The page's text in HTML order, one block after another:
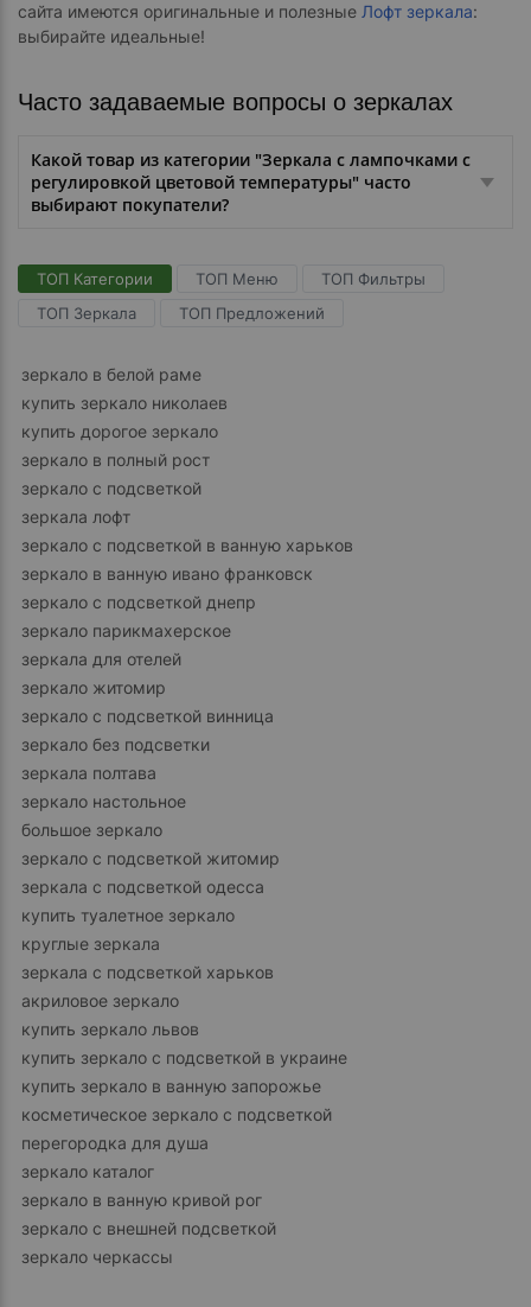
сайта имеются оригинальные и полезные Лофт зеркала:
выбирайте идеальные!
Часто задаваемые вопросы о зеркалах
Какой товар из категории "Зеркала с лампочками с
регулировкой цветовой температуры" часто
выбирают покупатели?
ТОП Категории ТОП Меню
ТОП Фильтры
ТОП Зеркала
ТОП Предложений
зеркало в белой раме
купить зеркало николаев
купить дорогое зеркало
зеркало в полный рост
зеркало с подсветкой
зеркала лофт
зеркало с подсветкой в ванную харьков
зеркало в ванную ивано франковск
зеркало с подсветкой днепр
зеркало парикмахерское
зеркала для отелей
зеркало житомир
зеркало с подсветкой винница
зеркало без подсветки
зеркала полтава
зеркало настольное
большое зеркало
зеркало с подсветкой житомир
зеркала с подсветкой одесса
купить туалетное зеркало
круглые зеркала
зеркала с подсветкой харьков
акриловое зеркало
купить зеркало львов
купить зеркало с подсветкой в украине
купить зеркало в ванную запорожье
косметическое зеркало с подсветкой
перегородка для душа
зеркало каталог
зеркало в ванную кривой рог
зеркало с внешней подсветкой
зеркало черкассы